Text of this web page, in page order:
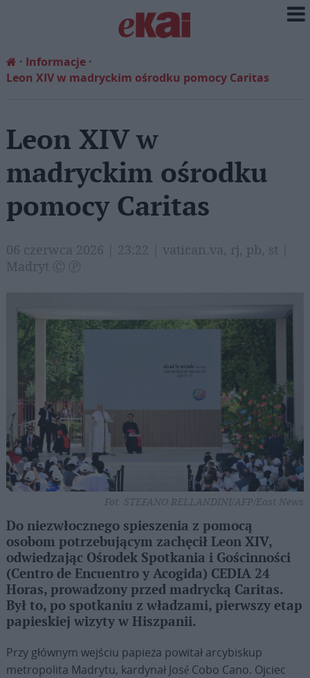
Informacje
Leon XIV w madryckim ośrodku pomocy Caritas
Leon XIV w
madryckim ośrodku
pomocy Caritas
06 czerwca 2026 | 23:22 | vatican.va, rj, pb, st |
Madryt Ⓒ Ⓟ
Fot. STEFANO RELLANDINI/AFP/East News
Do niezwłocznego spieszenia z pomocą
osobom potrzebującym zachęcił Leon XIV,
odwiedzając Ośrodek Spotkania i Gościnności
(Centro de Encuentro y Acogida) CEDIA 24
Horas, prowadzony przed madrycką Caritas.
Był to, po spotkaniu z władzami, pierwszy etap
papieskiej wizyty w Hiszpanii.
Przy głównym wejściu papieża powitał arcybiskup
metropolita Madrytu, kardynał José Cobo Cano. Ojciec